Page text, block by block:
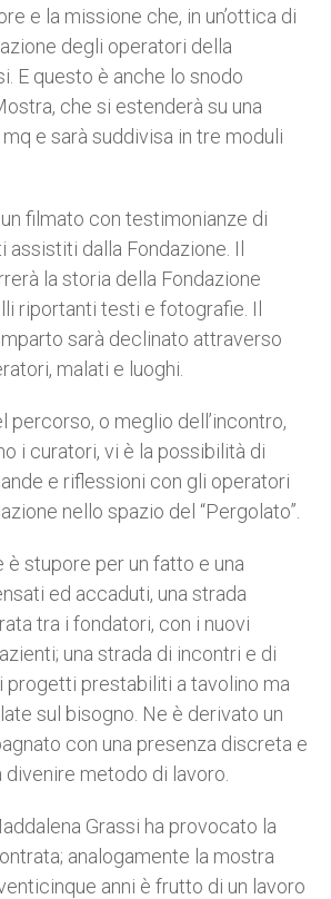
e la missione che, in un’ottica di
degli operatori della
E questo è anche lo snodo
che si estenderà su una
e sarà suddivisa in tre moduli
filmato con testimonianze di
assistiti dalla Fondazione. Il
la storia della Fondazione
riportanti testi e fotografie. Il
sarà declinato attraverso
malati e luoghi.
percorso, o meglio dell’incontro,
i curatori, vi è la possibilità di
e riflessioni con gli operatori
nello spazio del “Pergolato”.
è stupore per un fatto e una
ed accaduti, una strada
tra i fondatori, con i nuovi
una strada di incontri e di
progetti prestabiliti a tavolino ma
sul bisogno. Ne è derivato un
con una presenza discreta e
metodo di lavoro.
Grassi ha provocato la
analogamente la mostra
anni è frutto di un lavoro